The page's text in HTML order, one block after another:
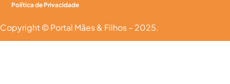
Política de Privacidade
Copyright © Portal Mães & Filhos – 2025.